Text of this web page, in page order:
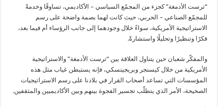
“ترست الأدمغة” كجزء من المجمّع السياسي – الأكاديمي، تساوقًا وخدمةً
للمجمّع الصناعي – الحربي، حيث كانت لهما بصمة واضحة على رسم
الاستراتيجية الأمريكية، سواءً خلال وجودهما إلى جانب الرؤساء أم فيما بعد،
فكرًا وتنظيرًا وتحليلًا واستشارةً.
والمفكّر شعبان حين يتناول العلاقة بين “ترست الأدمغة” والاستراتيجية
الأمريكية من خلال كيسنجر وبريجينسكي، فإنه يستبطن غياب مثل هذه
المؤسسات التي تساعد أصحاب القرار في بلادنا على رسم الاستراتيجيات
الصحيحة، الأمر الذي يتطلّب تجسير الفجوة بينهم وبين الأكاديميين والمثقفين.